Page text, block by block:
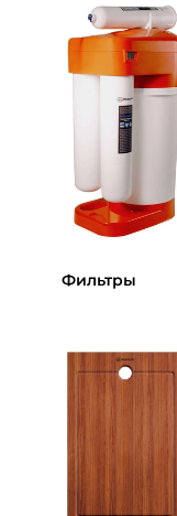
Фильтры